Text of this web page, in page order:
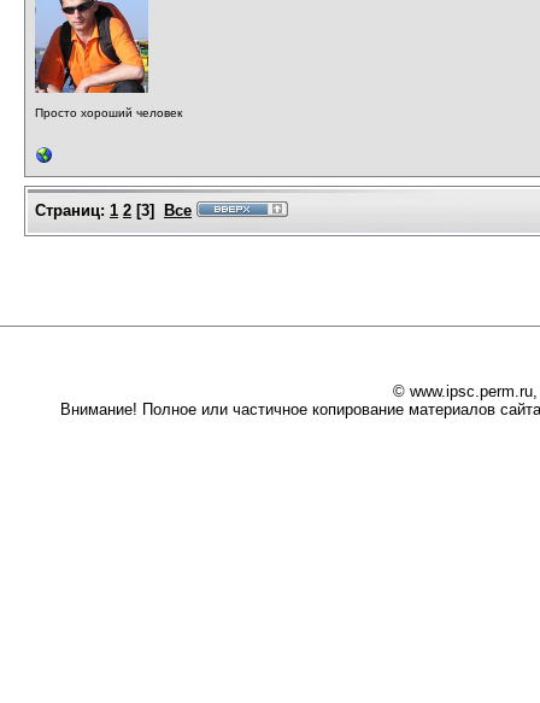
Просто хороший человек
Страниц: 1 2 [3] Все
©
Внимание! Полное или частичное копирование материалов